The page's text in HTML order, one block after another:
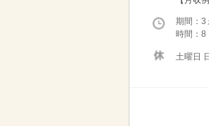
期間：
時間：
土曜日